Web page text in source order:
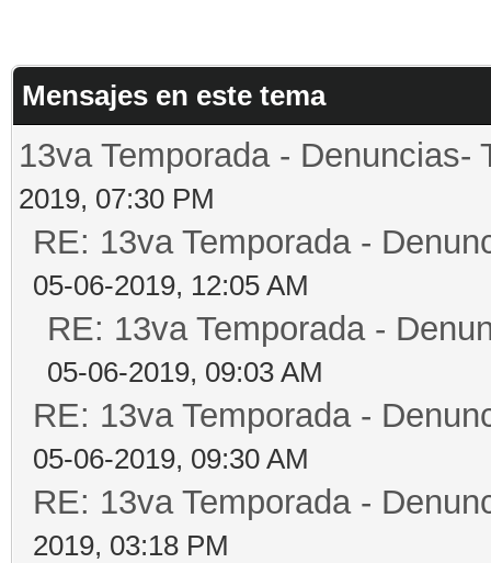
Mensajes en este tema
13va Temporada - Denuncias-
2019, 07:30 PM
RE: 13va Temporada -
05-06-2019, 12:05 AM
RE: 13va Temporada -
05-06-2019, 09:03 AM
RE: 13va Temporada -
05-06-2019, 09:30 AM
RE: 13va Temporada -
2019, 03:18 PM